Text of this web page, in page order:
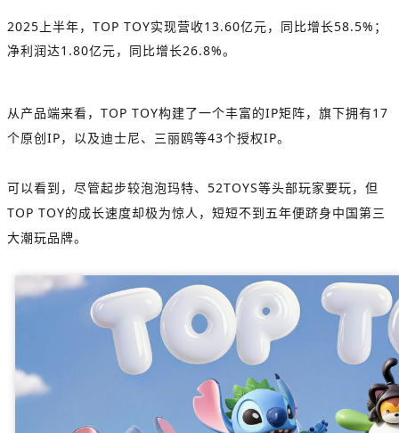
2025上半年，TOP TOY实现营收13.60亿元，同比增长58.5%；
净利润达1.80亿元，同比增长26.8%。
从产品端来看，TOP TOY构建了一个丰富的IP矩阵，旗下拥有17
个原创IP，以及迪士尼、三丽鸥等43个授权IP。
可以看到，尽管起步较泡泡玛特、 52TOYS等头部玩家要玩，但
TOP TOY的成长速度却极为惊人，短短不到五年便跻身中国第三
大潮玩品牌。